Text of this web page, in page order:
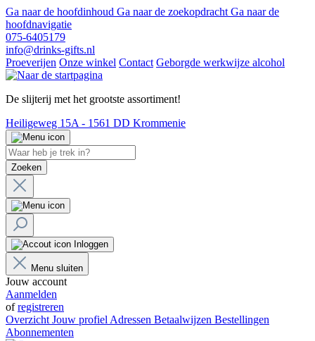
Ga naar de hoofdinhoud Ga naar de zoekopdracht Ga naar de
hoofdnavigatie
075-6405179
info@drinks-gifts.nl
Proeverijen Onze winkel Contact Geborgde werkwijze alcohol
De slijterij met het grootste assortiment!
Heiligeweg 15A - 1561 DD Krommenie
Zoeken
Inloggen
Menu sluiten
Jouw account
Aanmelden
ofregistreren
Overzicht Jouw profiel Adressen Betaalwijzen Bestellingen
Abonnementen